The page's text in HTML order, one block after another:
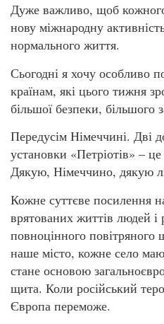
Дуже важливо, щоб
нову міжнародну
нормального життя.
Сьогодні я хочу особливо
країнам, які цього тижня
більшої безпеки,
Передусім Німеччині. Дві
установки «Петріотів» –
Дякую, Німеччино, дякую
Кожне суттєве посилення
врятованих життів людей
повноцінного
наше місто, кожне село
стане основою
щита. Коли російський
Європа переможе.